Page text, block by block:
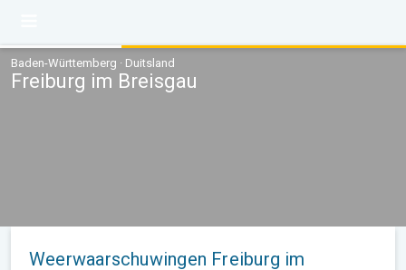
Baden-Württemberg · Duitsland
Freiburg im Breisgau
Weerwaarschuwingen Freiburg im